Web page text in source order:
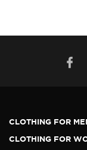
CLOTHING FOR
CLOTHING FOR